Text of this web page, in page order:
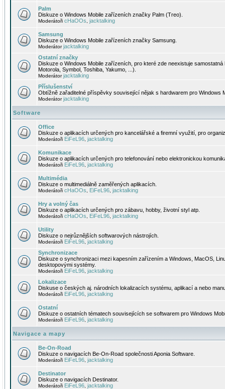
Palm
Diskuze o Windows Mobile zařízeních značky Palm (Treo).
Moderátoři cHaOOs jacktalking
Samsung
Diskuze o Windows Mobile zařízeních značky Samsung.
Moderátorjacktalking
Ostatní značky
Diskuze o Windows Mobile zařízeních, pro které zde neexistuje
Motorola, Symbol, Toshiba, Yakumo, ...).
Moderátorjacktalking
Příslušenství
Obtížně zařaditelné příspěvky související nějak s hardwarem pro Windows
Moderátorjacktalking
Software
Office
Diskuze o aplikacích určených pro kancelářské a firemní využití, pro
Moderátoři EiFeL96 jacktalking
Komunikace
Diskuze o aplikacích určených pro telefonování nebo elektronickou
Moderátoři EiFeL96 jacktalking
Multimédia
Diskuze o multimediálně zaměřených aplikacích.
Moderátoři cHaOOs EiFeL96 jacktalking
Hry a volný čas
Diskuze o aplikacích určených pro zábavu, hobby, životní styl atp.
Moderátoři cHaOOs EiFeL96 jacktalking
Utility
Diskuze o nejrůznějších softwarových nástrojích.
Moderátoři EiFeL96 jacktalking
Synchronizace
Diskuze o synchronizaci mezi kapesním zařízením a Windows, MacOS,
desktopovými systémy.
Moderátoři EiFeL96 jacktalking
Lokalizace
Diskuse o českých aj. národních lokalizacích systému, aplikací a nebo
Moderátoři EiFeL96 jacktalking
Ostatní
Diskuze o ostatních tématech souvisejících se softwarem pro Windows
Moderátoři EiFeL96 jacktalking
Navigace a mapy
Be-On-Road
Diskuze o navigacích Be-On-Road společnosti Aponia Software.
Moderátoři EiFeL96 jacktalking
Destinator
Diskuze o navigacích Destinator.
Moderátoři EiFeL96 jacktalking